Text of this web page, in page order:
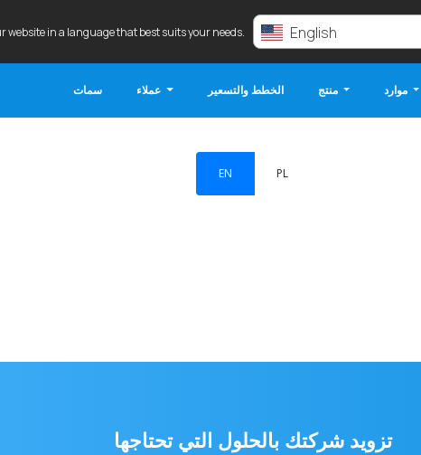
website in a language that best suits your needs. English
سمات الخطط والتسعير منتج موارد
EN PL
تزويد شركتك بالحلول التي تحتاجها